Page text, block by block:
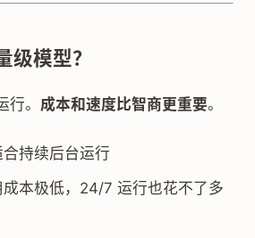
级模型？
。 成本和速度比智商更重要。
持续后台运行
成本极低，24/7 运行也花不了多